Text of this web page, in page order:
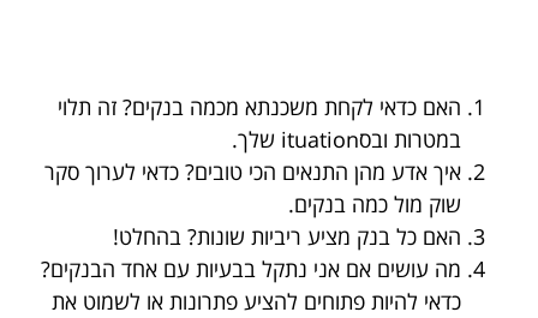
האם כדאי לקחת משכנתא מכמה בנקים? זה תלוי
במטרות ובסituation שלך.
איך אדע מהן התנאים הכי טובים? כדאי לערוך סקר
שוק מול כמה בנקים.
האם כל בנק מציע ריביות שונות? בהחלט!
מה עושים אם אני נתקל בבעיות עם אחד הבנקים?
כדאי להיות פתוחים להציע פתרונות או לשמוט את